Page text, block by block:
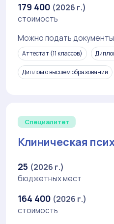
179 400 (2026 г.)
стоимость
Можно подать
Аттестат (11 классов)
Диплом о высшем образовании
Специалитет
Клиническая
25 (2026 г.)
бюджетных мест
164 400 (2026 г.)
стоимость